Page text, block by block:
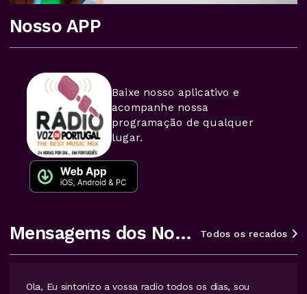
Nosso APP
Baixe nosso aplicativo e
acompanhe nossa
programação de qualquer
lugar.
Mensagems dos Nossos Ouvintes Todos os recados
Ola, Eu sintonizo a vossa radio todos os dias, sou